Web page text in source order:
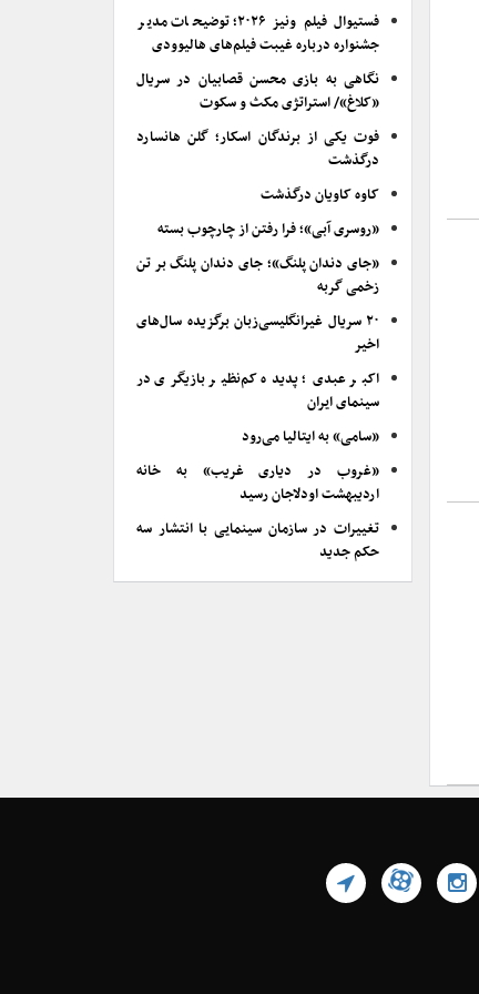
فستیوال فیلم ونیز ۲۰۲۶؛ توضیحات مدیر
جشنواره درباره غیبت فیلم‌های هالیوودی
نگاهی به بازی محسن قصابیان در سریال
«کلاغ»/ استراتژی مکث و سکوت
فوت یکی از برندگان اسکار؛ گلن هانسارد
درگذشت
کاوه کاویان درگذشت
«روسری آبی»؛ فرا رفتن از چارچوب بسته
«جای دندان پلنگ»؛ جای دندان پلنگ بر تن
زخمی گربه
۲۰ سریال غیرانگلیسی‌زبان برگزیده سال‌های
اخیر
اکبر عبدی؛ پدیده کم‌نظیر بازیگری در
سینمای ایران
«سامی» به ایتالیا می‌رود
«غروب در دیاری غریب» به خانه
اردیبهشت اودلاجان رسید
تغییرات در سازمان سینمایی با انتشار سه
حکم جدید